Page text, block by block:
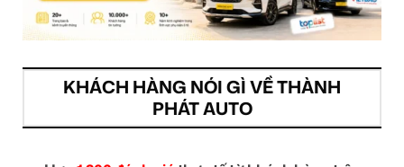
KHÁCH HÀNG NÓI GÌ VỀ THÀNH
PHÁT AUTO